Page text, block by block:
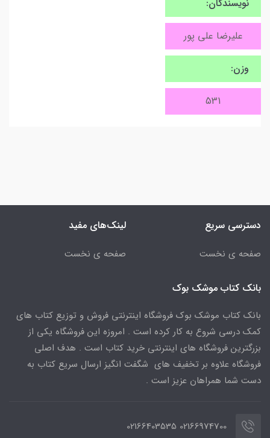
نویسندگان:
علیرضا علی پور
وزن:
531
دسترسی سریع
صفحه ی نخست
لینک‌های مفید
صفحه ی نخست
بانک کتاب موشک بوک
بانک کتاب موشک بوک فروشگاه اینترنتی فروش و توزیع کتاب های
کمک درسی شروع به کار کرده است . امروزه این فروشگاه یکی از
بزرگترین فروشگاه های اینترنتی خرید کتاب است . هدف اصلی
فروشگاه علاوه بر تخفیف های شگفت انگیز ارسال سریع کتاب به
دست شما همراهان عزیز است .
02166974700 02166403535